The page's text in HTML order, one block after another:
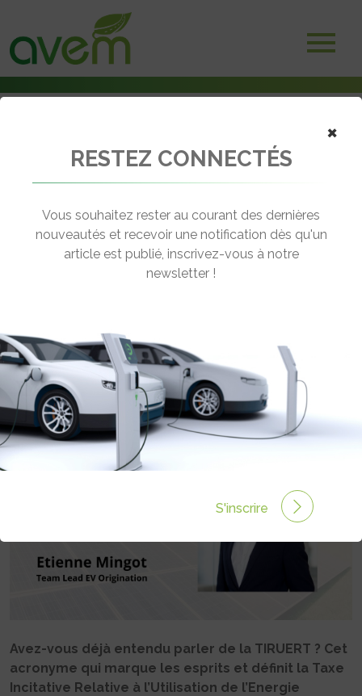
TIRUERT : un mécanisme à exploiter
← Revenir aux actualités
EXPLOITER
Rédigé par Camille LEHOUX le 24 Avr 2024 à 17:29
commentaires
Avez-vous déjà entendu parler de la TIRUERT ? Cet
acronyme qui marque les esprits et définit la Taxe
Incitative Relative à l’Utilisation de l’Energie
×
RESTEZ CONNECTÉS
Vous souhaitez rester au courant des dernières
nouveautés et recevoir une notification dès qu'un
article est publié, inscrivez-vous à notre
newsletter !
S'inscrire